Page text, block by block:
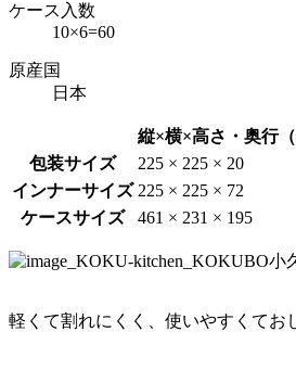
ケース入数
10×6=60
原産国
日本
縦×横×高さ・奥行（
包装サイズ
225 × 225 × 20
インナーサイズ 225 × 225 × 72
ケースサイズ
461 × 231 × 195
軽くて割れにくく、使いやすくてお